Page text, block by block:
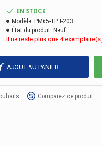
EN STOCK
Modèle: PM65-TPH-203
État du produit: Neuf
Il ne reste plus que 4
AJOUT AU PANIER
Comparez ce produit